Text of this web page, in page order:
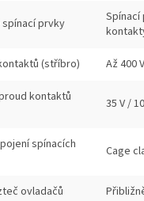
prvky
Spínací
(stříbro) Až 400
kontaktů
35 V /
spínacích
Cage
ovladačů